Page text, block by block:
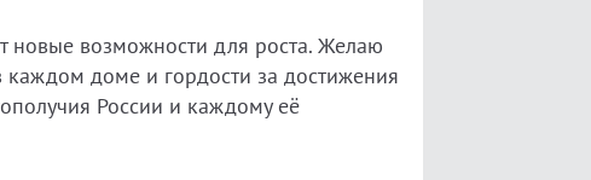
новые возможности для роста. Желаю
доме и гордости за достижения
России и каждому её